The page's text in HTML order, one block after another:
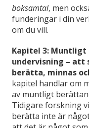
boksamtal, men
funderingar i din
om du vill.
Kapitel 3:
undervisning –
berätta, minnas
kapitel handlar om
av muntligt
Tidigare forskning
berätta inte är